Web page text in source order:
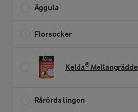
Äggula
Florsocker
Kelda® Mellangrädde
Rårörda lingon